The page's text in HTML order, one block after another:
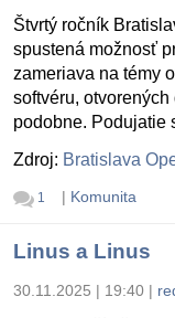
Štvrtý ročník
spustená možnosť
zameriava na témy
softvéru,
podobne. Podujatie
Zdroj: Bratislava
1 | Komunita
Linus a Linus
30.11.2025 | 19:40 |